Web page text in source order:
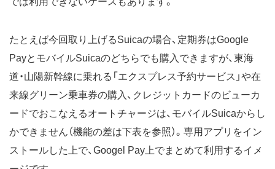
たとえば今回取り上げるSuicaの場合、定期券はGoogle
PayとモバイルSuicaのどちらでも購入できますが、東海
道・山陽新幹線に乗れる「エクスプレス予約サービス」や在
来線グリーン乗車券の購入、クレジットカードのビューカ
ードでおこなえるオートチャージは、モバイルSuicaからし
かできません（機能の差は下表を参照）。専用アプリをイン
ストールした上で、Googel Pay上でまとめて利用するイメ